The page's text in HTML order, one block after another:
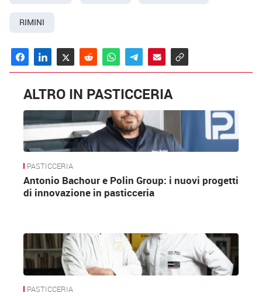
RIMINI
ALTRO IN PASTICCERIA
PASTICCERIA
Antonio Bachour e Polin Group: i nuovi progetti
di innovazione in pasticceria
PASTICCERIA